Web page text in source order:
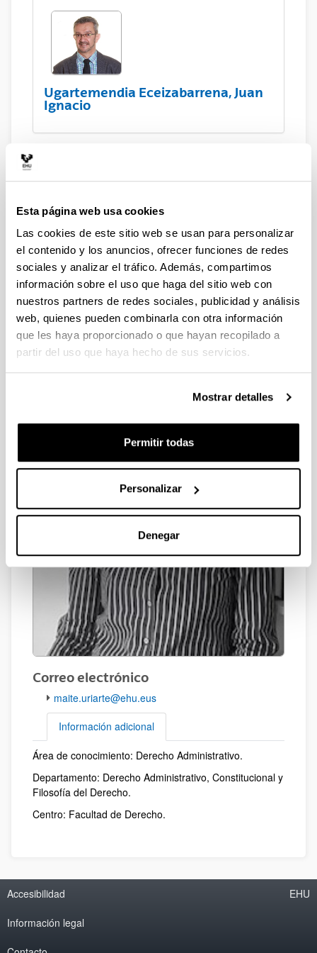
Esta página web usa cookies
Las cookies de este sitio web se usan para personalizar
el contenido y los anuncios, ofrecer funciones de redes
sociales y analizar el tráfico. Además, compartimos
información sobre el uso que haga del sitio web con
nuestros partners de redes sociales, publicidad y análisis
web, quienes pueden combinarla con otra información
que les haya proporcionado o que hayan recopilado a
partir del uso que haya hecho de sus servicios.
Mostrar detalles
Permitir todas
Personalizar
Denegar
Ugartemendia Eceizabarrena, Juan
Ignacio
Investigadores e
investigadoras
Uriarte Ricote, Maite
Correo electrónico
maite.uriarte@ehu.eus
Información adicional
Información adicional
Área de conocimiento: Derecho Administrativo.
Departamento: Derecho Administrativo, Constitucional y
Filosofía del Derecho.
Centro: Facultad de Derecho.
Accesibilidad
Información legal
EHU